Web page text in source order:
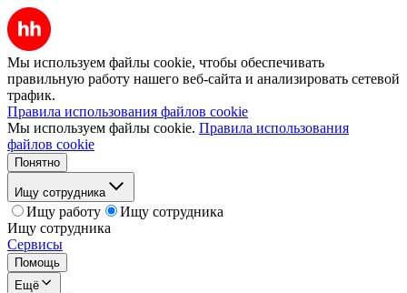
Мы используем файлы cookie, чтобы обеспечивать
правильную работу нашего веб-сайта и анализировать сетевой
трафик.
Правила использования файлов cookie
Мы используем файлы cookie. Правила использования
файлов cookie
Понятно
Ищу сотрудника
Ищу работу
Ищу сотрудника
Ищу сотрудника
Сервисы
Помощь
Ещё